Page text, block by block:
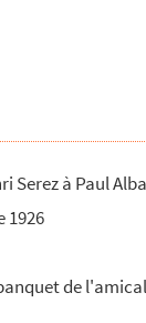
Serez à Paul
1926
de